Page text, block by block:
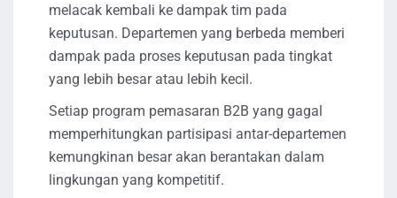
melacak kembali ke dampak tim pada
keputusan. Departemen yang berbeda memberi
dampak pada proses keputusan pada tingkat
yang lebih besar atau lebih kecil.
Setiap program pemasaran B2B yang gagal
memperhitungkan partisipasi antar-departemen
kemungkinan besar akan berantakan dalam
lingkungan yang kompetitif.